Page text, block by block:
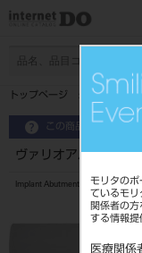
モリタのポ
ているモ
関係者の
する情報提
医療関係
トップページ ヴァリオ
この商品に関するお
ヴァリオアバットメ
Implant Abutment